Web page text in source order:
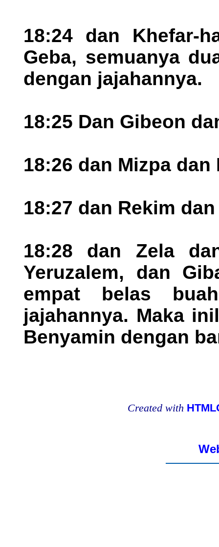
18:24 dan Khefar-
Geba, semuanya
dengan jajahannya.
18:25 Dan Gibeon
18:26 dan Mizpa
18:27 dan Rekim
18:28 dan Zela
Yeruzalem, dan
empat belas
jajahannya. Maka
Benyamin dengan
Created with